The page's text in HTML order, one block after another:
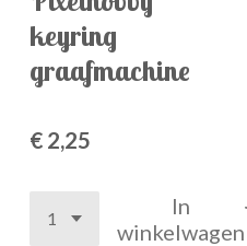
keyring
graafmachine
€ 2,25
In
winkelwagen